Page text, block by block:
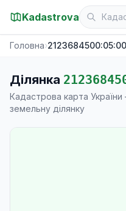
Kadastrova
Головна›
Ділянка
Кадастрова карта
земельну ділянку